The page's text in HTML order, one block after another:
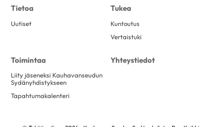
Tietoa
Uutiset
Tukea
Kuntoutus
Vertaistuki
Toimintaa
Liity jäseneksi Kauhavanseudun
Sydänyhdistykseen
Tapahtumakalenteri
Yhteystiedot